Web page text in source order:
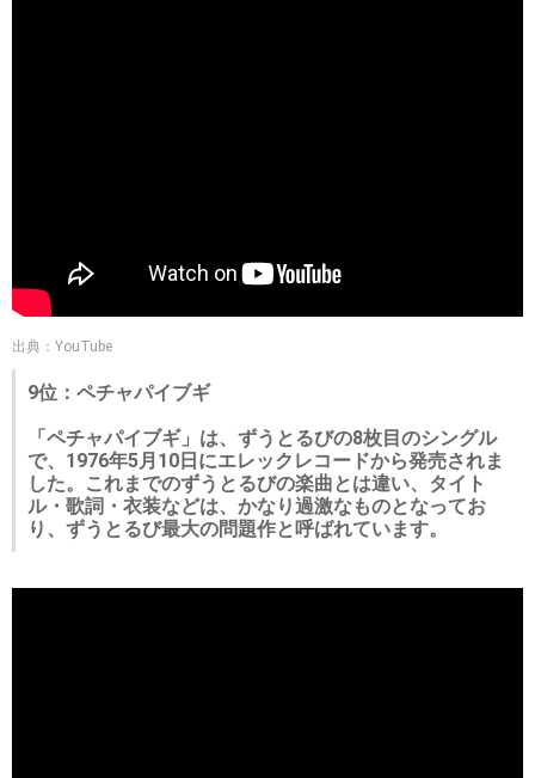
出典：YouTube
9位：ペチャパイブギ
「ペチャパイブギ」は、ずうとるびの8枚目のシングル
で、1976年5月10日にエレックレコードから発売されま
した。これまでのずうとるびの楽曲とは違い、タイト
ル・歌詞・衣装などは、かなり過激なものとなってお
り、ずうとるび最大の問題作と呼ばれています。